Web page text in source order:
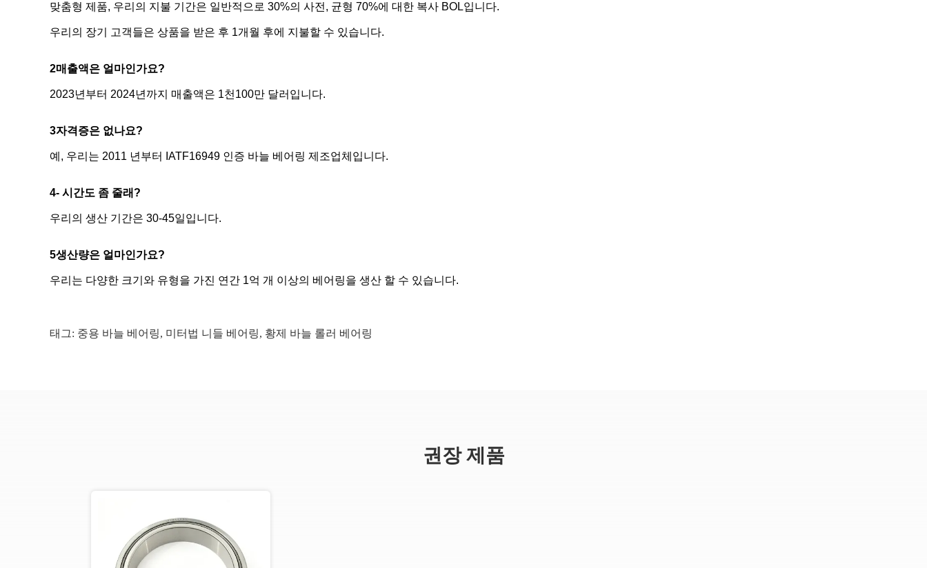
맞춤형 제품, 우리의 지불 기간은 일반적으로 30%의 사전, 균형 70%에 대한 복사 BOL입니다.
우리의 장기 고객들은 상품을 받은 후 1개월 후에 지불할 수 있습니다.
2매출액은 얼마인가요?
2023년부터 2024년까지 매출액은 1천100만 달러입니다.
3자격증은 없나요?
예, 우리는 2011 년부터 IATF16949 인증 바늘 베어링 제조업체입니다.
4- 시간도 좀 줄래?
우리의 생산 기간은 30-45일입니다.
5생산량은 얼마인가요?
우리는 다양한 크기와 유형을 가진 연간 1억 개 이상의 베어링을 생산 할 수 있습니다.
태그: 중용 바늘 베어링, 미터법 니들 베어링, 황제 바늘 롤러 베어링
권장 제품